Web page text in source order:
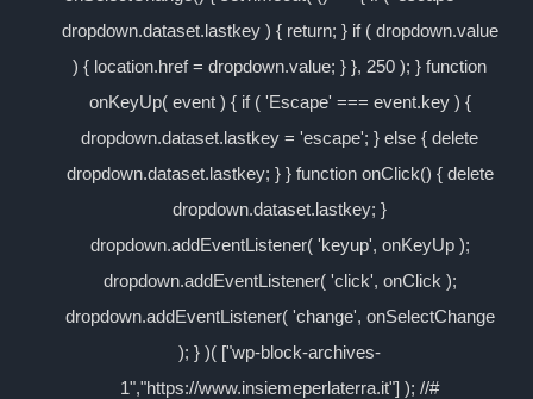
dropdown.dataset.lastkey ) { return; } if ( dropdown.value
) { location.href = dropdown.value; } }, 250 ); } function
onKeyUp( event ) { if ( 'Escape' === event.key ) {
dropdown.dataset.lastkey = 'escape'; } else { delete
dropdown.dataset.lastkey; } } function onClick() { delete
dropdown.dataset.lastkey; }
dropdown.addEventListener( 'keyup', onKeyUp );
dropdown.addEventListener( 'click', onClick );
dropdown.addEventListener( 'change', onSelectChange
); } )( ["wp-block-archives-
1","https://www.insiemeperlaterra.it"] ); //#